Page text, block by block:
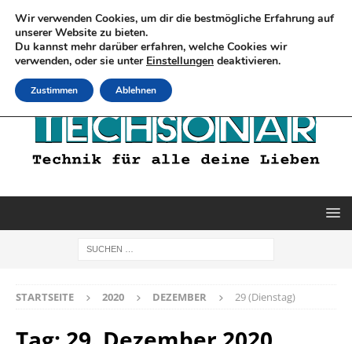
STARTSEITE 2020 DEZEMBER 29 (Dienstag)
Wir verwenden Cookies, um dir die bestmögliche Erfahrung auf
unserer Website zu bieten.
Du kannst mehr darüber erfahren, welche Cookies wir
verwenden, oder sie unter Einstellungen deaktivieren.
Zustimmen Ablehnen